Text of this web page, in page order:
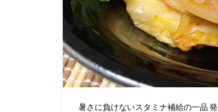
暑さに負けないスタミナ補給の一品